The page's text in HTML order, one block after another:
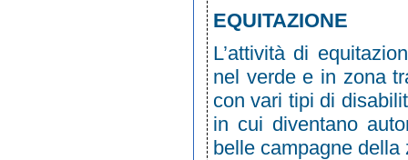
EQUITAZIONE
L’attività di
nel verde e in zona
con vari tipi di
in cui diventano
belle campagne della